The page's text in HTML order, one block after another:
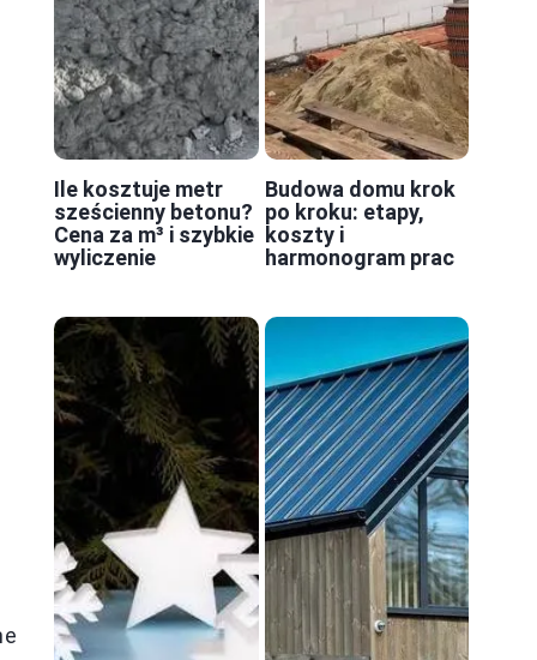
Ile kosztuje metr
sześcienny betonu?
Cena za m³ i szybkie
wyliczenie
Budowa domu krok
po kroku: etapy,
koszty i
harmonogram prac